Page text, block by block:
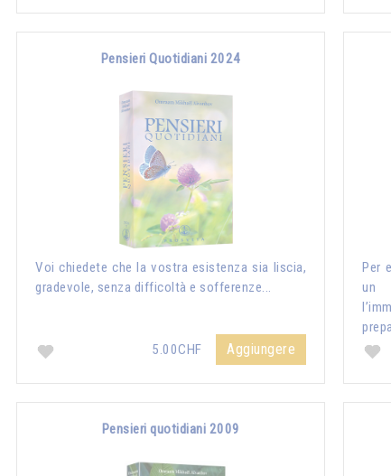
Pensieri Quotidiani 2024
Voi chiedete che la vostra esistenza sia liscia,
gradevole, senza difficoltà e sofferenze...
5.00CHF Aggiungere
Per
un
Pensieri quotidiani 2009